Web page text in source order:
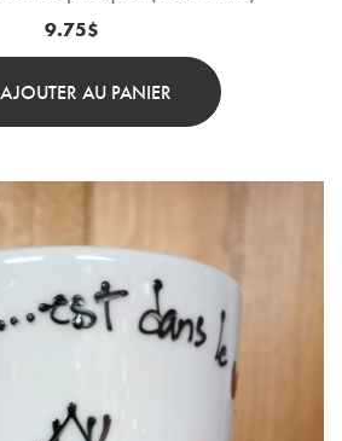
9.75$
AJOUTER AU PANIER